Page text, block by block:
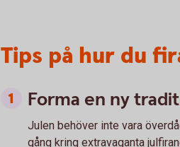
Tips på hur du
Forma en ny
Julen behöver inte vara
gång kring extravaganta